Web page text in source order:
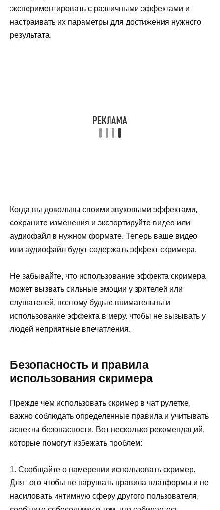
экспериментировать с различными эффектами и
настраивать их параметры для достижения нужного
результата.
Когда вы довольны своими звуковыми эффектами,
сохраните изменения и экспортируйте видео или
аудиофайл в нужном формате. Теперь ваше видео
или аудиофайл будут содержать эффект скримера.
Не забывайте, что использование эффекта скримера
может вызвать сильные эмоции у зрителей или
слушателей, поэтому будьте внимательны и
использование эффекта в меру, чтобы не вызывать у
людей неприятные впечатления.
Безопасность и правила
использования скримера
Прежде чем использовать скример в чат рулетке,
важно соблюдать определенные правила и учитывать
аспекты безопасности. Вот несколько рекомендаций,
которые помогут избежать проблем:
1. Сообщайте о намерении использовать скример.
Для того чтобы не нарушать правила платформы и не
насиловать интимную сферу другого пользователя,